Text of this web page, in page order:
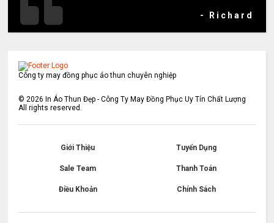
- Richard
Công ty may đồng phục áo thun chuyên nghiệp
© 2026 In Áo Thun Đẹp - Công Ty May Đồng Phục Uy Tín Chất Lượng
All rights reserved.
Giới Thiệu Tuyển Dụng
Sale Team Thanh Toán
Điều Khoản Chính Sách